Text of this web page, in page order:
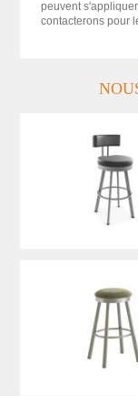
peuvent
contacterons pour